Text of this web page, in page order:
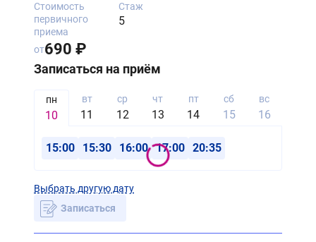
Стаж
5
Стоимость
первичного
приема
от690 ₽
Записаться на приём
пн
10
вт
11
ср
12
чт
13
пт
14
сб
15
вс
16
15:00 15:30 16:00 17:00 20:35
Выбрать другую дату
Записаться